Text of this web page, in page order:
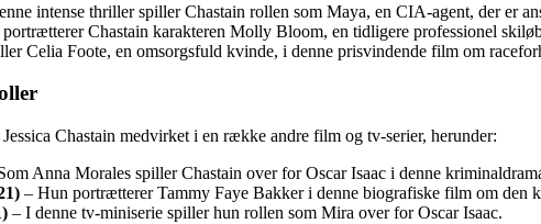
intense thriller spiller Chastain rollen som Maya, en CIA-agent, der er
Chastain karakteren Molly Bloom, en tidligere professionel
Celia Foote, en omsorgsfuld kvinde, i denne prisvindende film om
Chastain medvirket i en række andre film og tv-serier, herunder:
Anna Morales spiller Chastain over for Oscar Isaac i denne
– Hun portrætterer Tammy Faye Bakker i denne biografiske film om den
– I denne tv-miniserie spiller hun rollen som Mira over for Oscar Isaac.